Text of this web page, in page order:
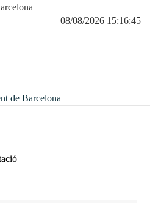
08/08/2026 15:16:45
de Barcelona